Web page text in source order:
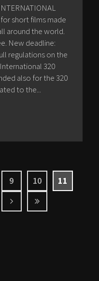
short films made
around the world.
New deadline:
regulations on the
320
also for the 320
to the...
9 10
11